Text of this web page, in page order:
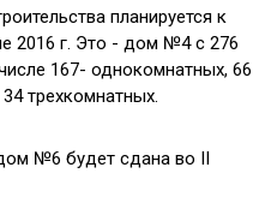
планируется к
2016 г. Это - дом №4 с 276
167- однокомнатных, 66
трехкомнатных.
№6 будет сдана во II